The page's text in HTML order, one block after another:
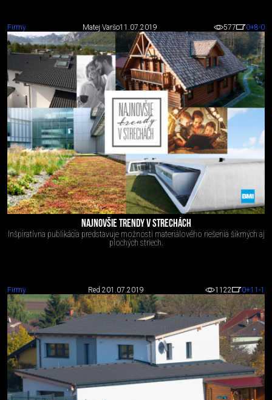
Firmy Matej Varšo11.07.2019 577 0+8-0
NAJNOVŠIE TRENDY V STRECHÁCH
Inšpiratívna publikácia predstavuje možnosti materiálového riešenia šikmých aj
plochých striech.
Firmy Red 2 01.07.2019 1122 0+11 -1